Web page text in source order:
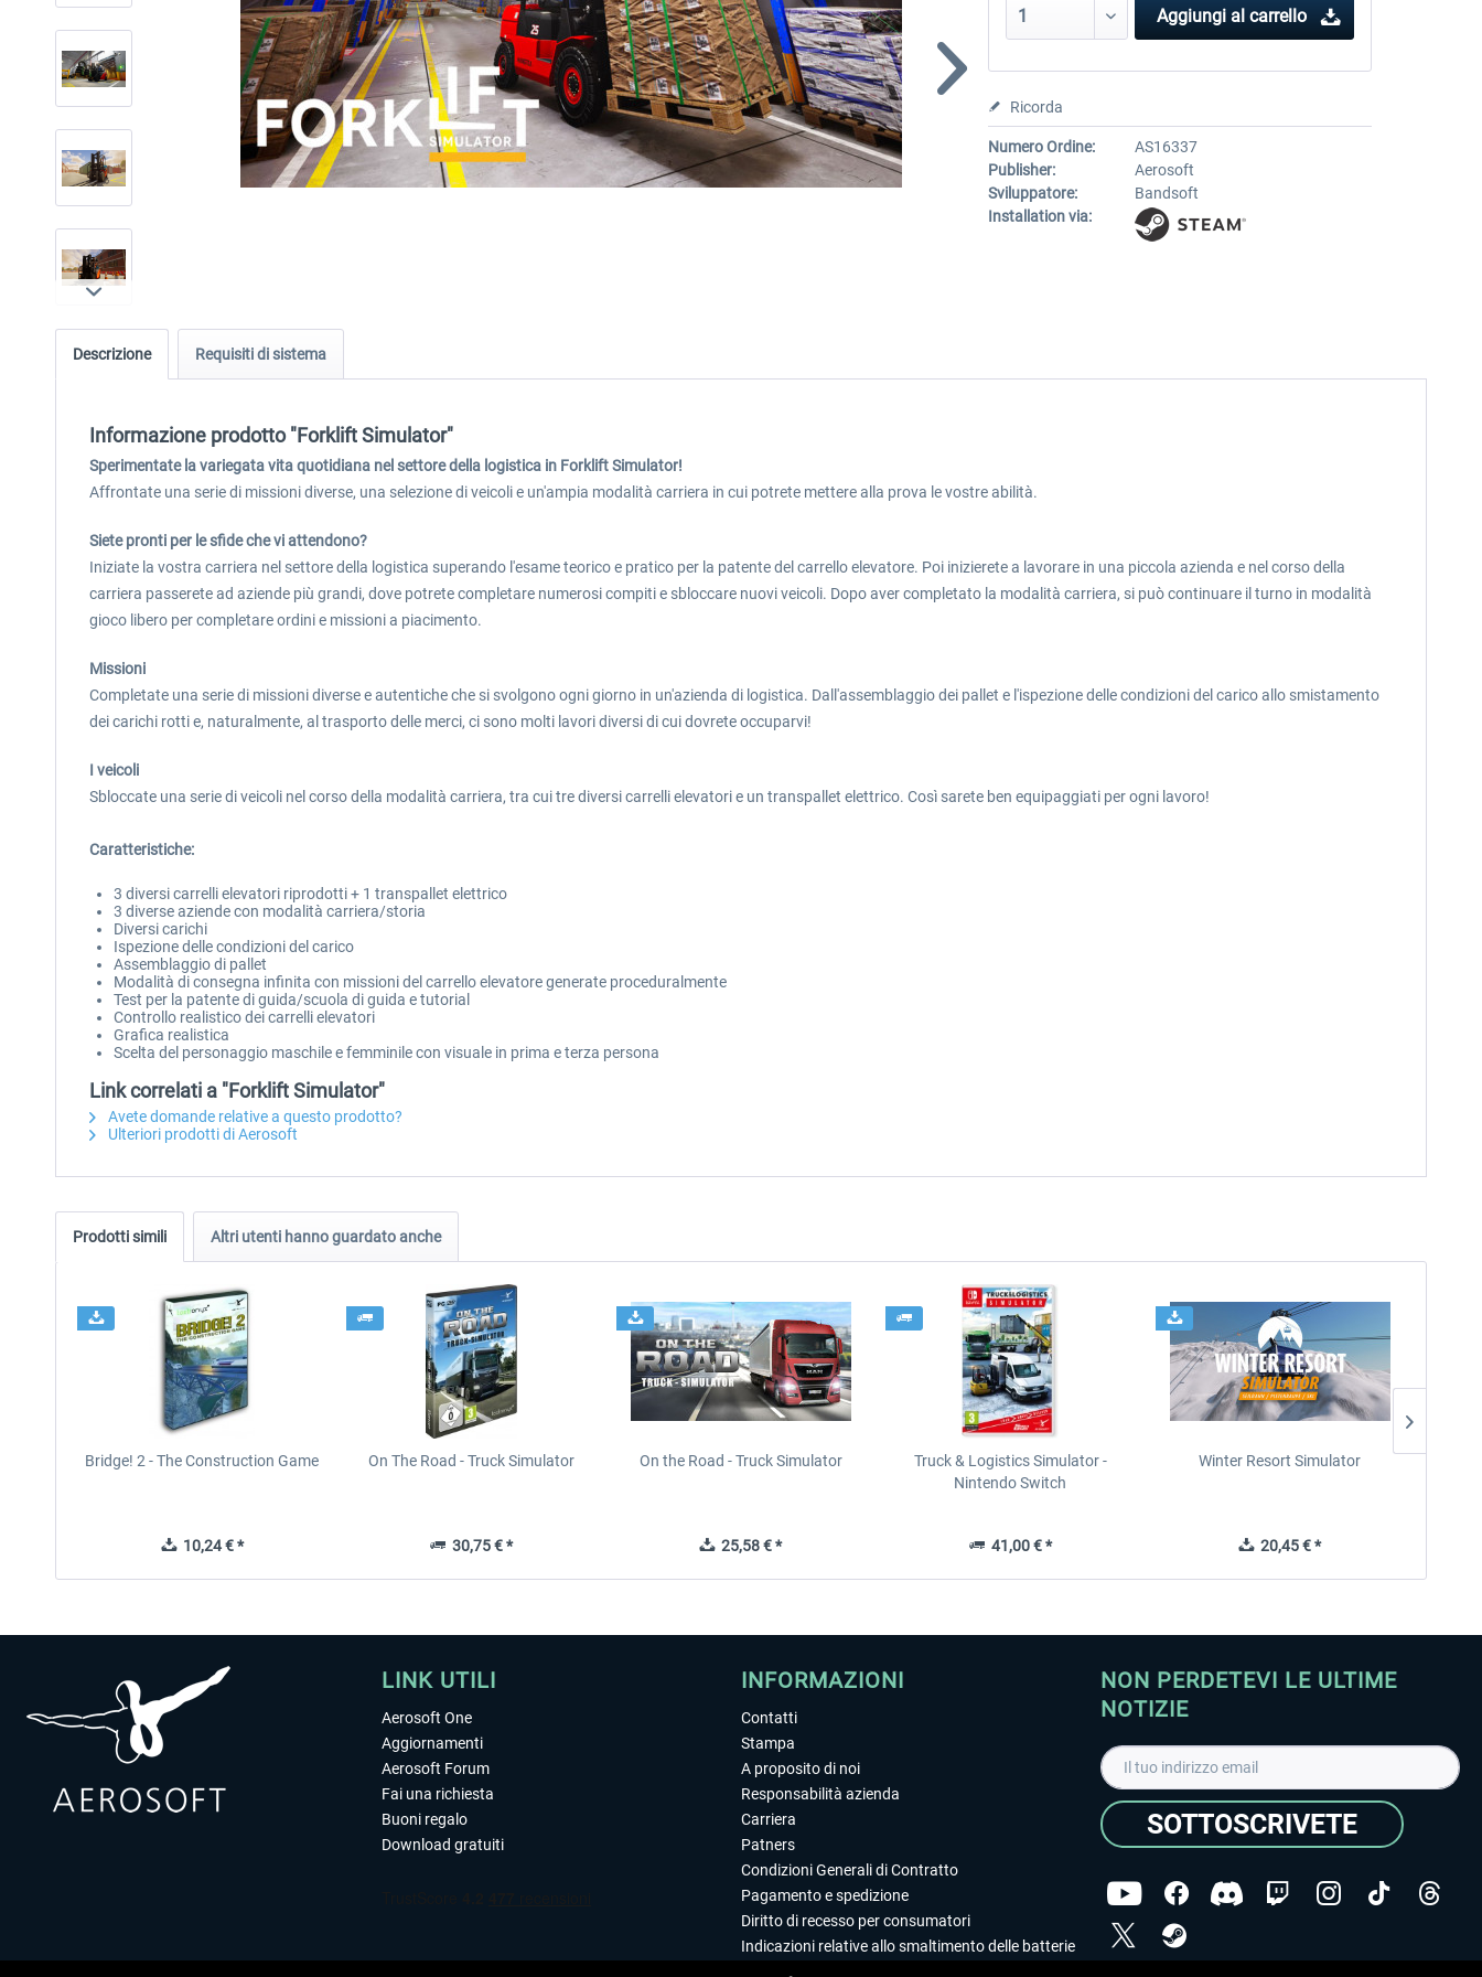
Aggiungi al carrello
Ricorda
Numero Ordine:
AS16337
Publisher:
Aerosoft
Sviluppatore:
Bandsoft
Installation via:
Descrizione Requisiti di sistema
Informazione prodotto "Forklift Simulator"
Sperimentate la variegata vita quotidiana nel settore della logistica in Forklift Simulator!
Affrontate una serie di missioni diverse, una selezione di veicoli e un'ampia modalità carriera in cui potrete mettere alla prova le vostre abilità.
Siete pronti per le sfide che vi attendono?
Iniziate la vostra carriera nel settore della logistica superando l'esame teorico e pratico per la patente del carrello elevatore. Poi inizierete a lavorare in una piccola azienda e nel corso della
carriera passerete ad aziende più grandi, dove potrete completare numerosi compiti e sbloccare nuovi veicoli. Dopo aver completato la modalità carriera, si può continuare il turno in modalità
gioco libero per completare ordini e missioni a piacimento.
Missioni
Completate una serie di missioni diverse e autentiche che si svolgono ogni giorno in un'azienda di logistica. Dall'assemblaggio dei pallet e l'ispezione delle condizioni del carico allo smistamento
dei carichi rotti e, naturalmente, al trasporto delle merci, ci sono molti lavori diversi di cui dovrete occuparvi!
I veicoli
Sbloccate una serie di veicoli nel corso della modalità carriera, tra cui tre diversi carrelli elevatori e un transpallet elettrico. Così sarete ben equipaggiati per ogni lavoro!
Caratteristiche:
3 diversi carrelli elevatori riprodotti + 1 transpallet elettrico
3 diverse aziende con modalità carriera/storia
Diversi carichi
Ispezione delle condizioni del carico
Assemblaggio di pallet
Modalità di consegna infinita con missioni del carrello elevatore generate proceduralmente
Test per la patente di guida/scuola di guida e tutorial
Controllo realistico dei carrelli elevatori
Grafica realistica
Scelta del personaggio maschile e femminile con visuale in prima e terza persona
Link correlati a "Forklift Simulator"
Avete domande relative a questo prodotto?
Ulteriori prodotti di Aerosoft
Prodotti simili Altri utenti hanno guardato anche
Bridge! 2 - The Construction Game
10,24 € *
On The Road - Truck Simulator
30,75 € *
On the Road - Truck Simulator
25,58 € *
Truck & Logistics Simulator -
Nintendo Switch
41,00 € *
Winter Resort Simulator
20,45 € *
LINK UTILI
Aerosoft One
Aggiornamenti
Aerosoft Forum
Fai una richiesta
Buoni regalo
Download gratuiti
INFORMAZIONI
Contatti
Stampa
A proposito di noi
Responsabilità azienda
Carriera
Patners
Condizioni Generali di Contratto
Pagamento e spedizione
Diritto di recesso per consumatori
Indicazioni relative allo smaltimento delle batterie
NON PERDETEVI LE ULTIME
NOTIZIE
SOTTOSCRIVETE